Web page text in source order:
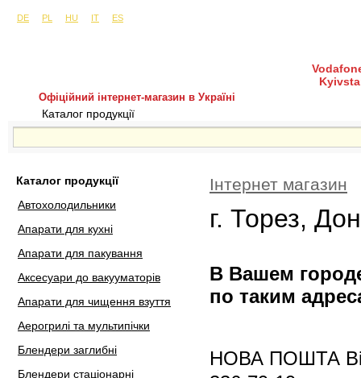
DE
PL HU IT ES
Офіційний інтернет-магазин в Україні
Каталог продукції
Каталог продукції
Автохолодильники
Апарати для кухні
Апарати для пакування
Аксесуари до вакууматорів
Апарати для чищення взуття
Аерогрилі та мультипічки
Блендери заглибні
Блендери стаціонарні
Інтернет магазин
г. Торез,
В Вашем
по таким
НОВА ПОШТА